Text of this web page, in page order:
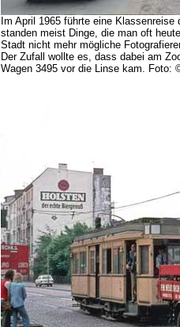
Im April 1965 führte eine
standen meist Dinge, die man oft
Stadt nicht mehr mögliche
Der Zufall wollte es, dass dabei am
Wagen 3495 vor die Linse kam. Foto: